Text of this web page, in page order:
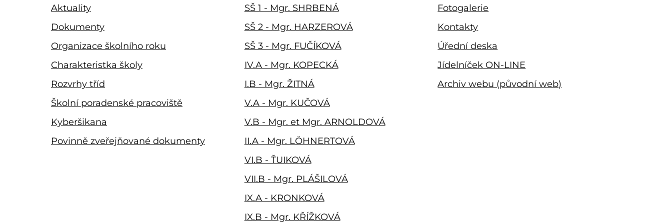
Aktuality
Dokumenty
Organizace školního roku
Charakteristka školy
Rozvrhy tříd
Školní poradenské pracoviště
Kyberšikana
Povinně zveřejňované dokumenty
SŠ 1 - Mgr. SHRBENÁ
SŠ 2 - Mgr. HARZEROVÁ
SŠ 3 - Mgr. FUČÍKOVÁ
IV.A - Mgr. KOPECKÁ
I.B - Mgr. ŽITNÁ
V.A - Mgr. KUČOVÁ
V.B - Mgr. et Mgr. ARNOLDOVÁ
II.A - Mgr. LÖHNERTOVÁ
VI.B - ŤUIKOVÁ
VII.B - Mgr. PLÁŠILOVÁ
IX.A - KRONKOVÁ
IX.B - Mgr. KŘÍŽKOVÁ
Fotogalerie
Kontakty
Úřední deska
Jídelníček ON-LINE
Archiv webu (původní web)